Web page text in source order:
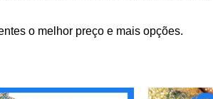
o melhor preço e mais opções.